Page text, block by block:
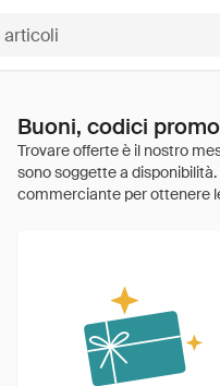
Buoni, codici